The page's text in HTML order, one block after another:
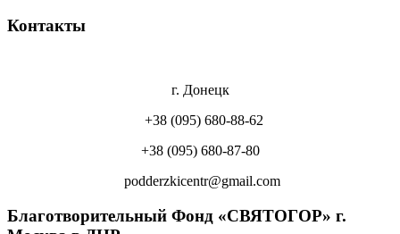
Контакты
г. Донецк
+38 (095) 680-88-62
+38 (095) 680-87-80
podderzkicentr@gmail.com
Благотворительный Фонд «СВЯТОГОР» г.